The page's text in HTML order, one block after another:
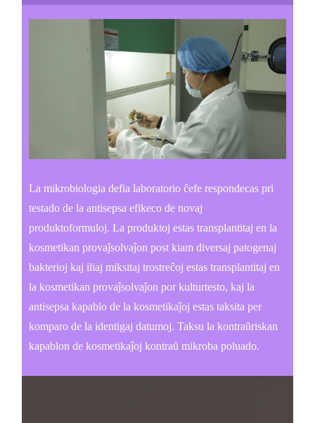
La mikrobiologia defia laboratorio ĉefe respondecas pri
testado de la antisepsa efikeco de novaj
produktoformuloj. La produktoj estas transplantitaj en la
kosmetikan provaĵsolvaĵon post kiam diversaj patogenaj
bakterioj kaj iliaj miksitaj trostreĉoj estas transplantitaj en
la kosmetikan provaĵsolvaĵon por kulturtesto, kaj la
antisepsa kapablo de la kosmetikaĵoj estas taksita per
komparo de la identigaj datumoj. Taksu la kontraŭriskan
kapablon de kosmetikaĵoj kontraŭ mikroba poluado.